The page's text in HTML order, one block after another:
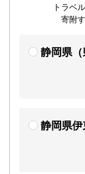
トラベ
寄附
静岡県（
静岡県